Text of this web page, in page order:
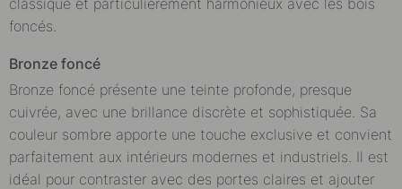
foncés.
Bronze foncé
Bronze foncé présente une teinte profonde, presque
cuivrée, avec une brillance discrète et sophistiquée. Sa
couleur sombre apporte une touche exclusive et convient
parfaitement aux intérieurs modernes et industriels. Il est
idéal pour contraster avec des portes claires et ajouter